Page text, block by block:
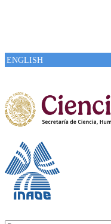
ENGLISH